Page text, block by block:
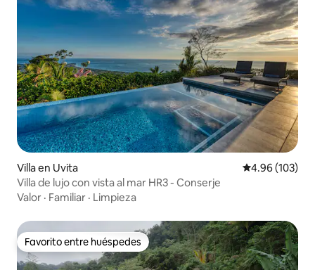
Villa en Uvita Calificación
4.96 (103)
Villa de lujo con vista al mar HR3 - Conserje
Valor · Familiar · Limpieza
Favorito entre huéspedes
Favorito entre huéspedes